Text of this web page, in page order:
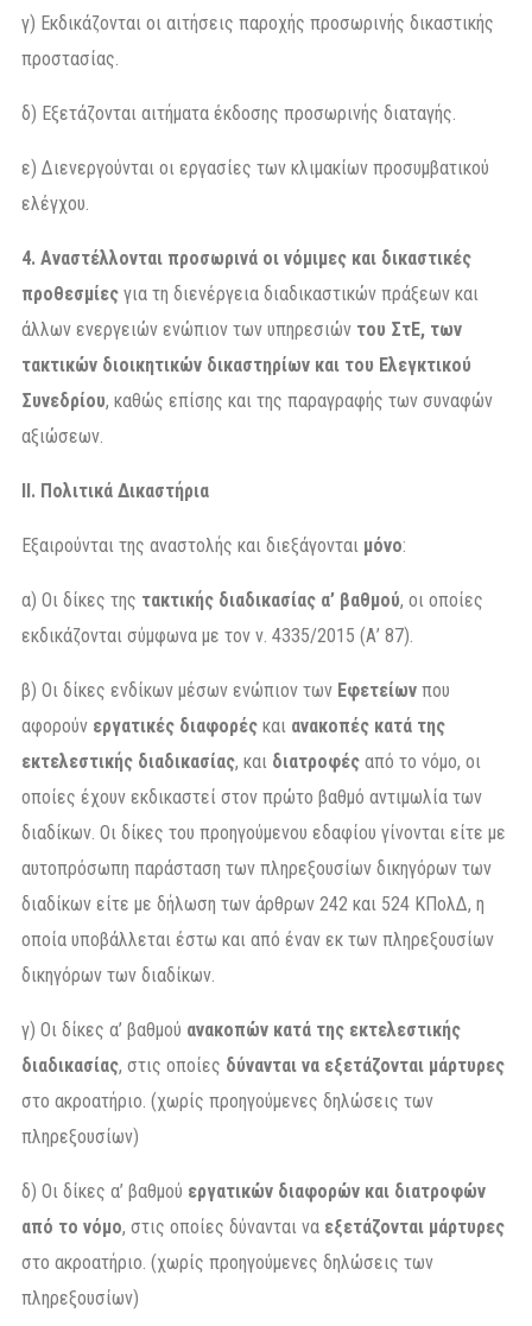
γ) Εκδικάζονται οι αιτήσεις παροχής προσωρινής δικαστικής
προστασίας.
δ) Εξετάζονται αιτήματα έκδοσης προσωρινής διαταγής.
ε) Διενεργούνται οι εργασίες των κλιμακίων προσυμβατικού
ελέγχου.
4. Αναστέλλονται προσωρινά οι νόμιμες και δικαστικές
προθεσμίες για τη διενέργεια διαδικαστικών πράξεων και
άλλων ενεργειών ενώπιον των υπηρεσιών του ΣτΕ, των
τακτικών διοικητικών δικαστηρίων και του Ελεγκτικού
Συνεδρίου, καθώς επίσης και της παραγραφής των συναφών
αξιώσεων.
ΙΙ. Πολιτικά Δικαστήρια
Εξαιρούνται της αναστολής και διεξάγονται μόνο:
α) Οι δίκες της τακτικής διαδικασίας α’ βαθμού, οι οποίες
εκδικάζονται σύμφωνα με τον ν. 4335/2015 (Α’ 87).
β) Οι δίκες ενδίκων μέσων ενώπιον των Εφετείων που
αφορούν εργατικές διαφορές και ανακοπές κατά της
εκτελεστικής διαδικασίας, και διατροφές από το νόμο, οι
οποίες έχουν εκδικαστεί στον πρώτο βαθμό αντιμωλία των
διαδίκων. Οι δίκες του προηγούμενου εδαφίου γίνονται είτε με
αυτοπρόσωπη παράσταση των πληρεξουσίων δικηγόρων των
διαδίκων είτε με δήλωση των άρθρων 242 και 524 ΚΠολΔ, η
οποία υποβάλλεται έστω και από έναν εκ των πληρεξουσίων
δικηγόρων των διαδίκων.
γ) Οι δίκες α’ βαθμού ανακοπών κατά της εκτελεστικής
διαδικασίας, στις οποίες δύνανται να εξετάζονται μάρτυρες
στο ακροατήριο. (χωρίς προηγούμενες δηλώσεις των
πληρεξουσίων)
δ) Οι δίκες α’ βαθμού εργατικών διαφορών και διατροφών
από το νόμο, στις οποίες δύνανται να εξετάζονται μάρτυρες
στο ακροατήριο. (χωρίς προηγούμενες δηλώσεις των
πληρεξουσίων)